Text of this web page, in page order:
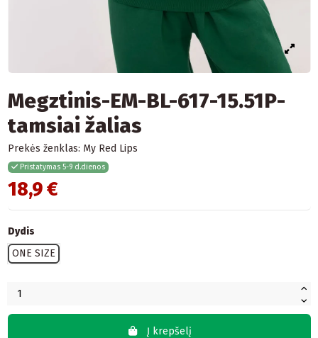
Megztinis-EM-BL-617-15.51P-
tamsiai žalias
Prekės ženklas: My Red Lips
Pristatymas 5-9 d.dienos
18,9 €
Dydis
ONE SIZE
Į krepšelį